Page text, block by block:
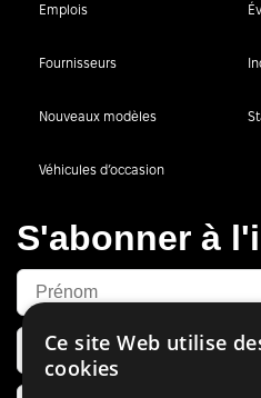
Emplois
Fournisseurs
Nouveaux modèles
Véhicules d’occasion
S'abonner à
Ce site Web utilise
cookies